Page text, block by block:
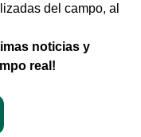
del campo, al
noticias y
real!